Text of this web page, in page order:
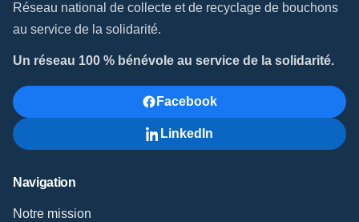
Réseau national de collecte et de recyclage de bouchons
au service de la solidarité.
Un réseau 100 % bénévole au service de la solidarité.
Facebook
LinkedIn
Navigation
Notre mission